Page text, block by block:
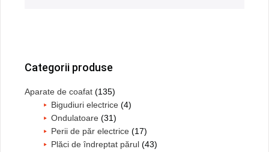
Categorii produse
Aparate de coafat (135)
Bigudiuri electrice (4)
Ondulatoare (31)
Perii de păr electrice (17)
Plăci de îndreptat părul (43)